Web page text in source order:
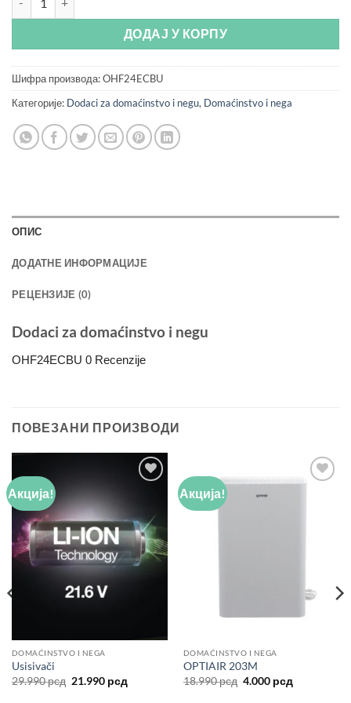
ДОДАЈ У КОРПУ
Шифра производа:OHF24ECBU
Категорије: Dodaci za domaćinstvo i negu, Domaćinstvo i nega
ОПИС
ДОДАТНЕ ИНФОРМАЦИЈЕ
РЕЦЕНЗИЈЕ (0)
Dodaci za domaćinstvo i negu
OHF24ECBU 0 Recenzije
ПОВЕЗАНИ ПРОИЗВОДИ
Акција!
DOMAĆINSTVO I NEGA
Usisivači
29.990рсд Оригинална
21.990 рсдТренутна
цена
Акција!
DOMAĆINSTVO I NEGA
OPTIAIR 203M
18.990рсд Оригинална
4.000 рсдТренутна
цена